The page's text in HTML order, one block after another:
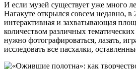
И если музей существует уже много
Нагакуте открылся совсем недавно,
интерактивная и захватывающая
количеством различных
нужно фотографироваться, лазать,
исследовать все пасхалки,